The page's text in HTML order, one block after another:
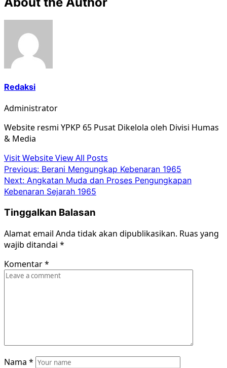
Redaksi
Administrator
Website resmi YPKP 65 Pusat Dikelola oleh Divisi Humas
& Media
Visit WebsiteView All Posts
Post
navigation
Previous: Berani Mengungkap Kebenaran 1965
Next: Angkatan Muda dan Proses Pengungkapan
Kebenaran Sejarah 1965
Tinggalkan Balasan
Alamat email Anda tidak akan dipublikasikan. Ruas yang
wajib ditandai *
Komentar*
Nama *